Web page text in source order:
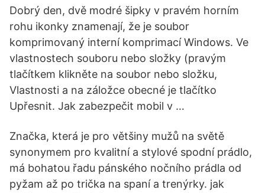
Dobrý den, dvě modré šipky v pravém horním
rohu ikonky znamenají, že je soubor
komprimovaný interní komprimací Windows. Ve
vlastnostech souboru nebo složky (pravým
tlačítkem klikněte na soubor nebo složku,
Vlastnosti a na záložce obecné je tlačítko
Upřesnit. Jak zabezpečit mobil v …
Značka, která je pro většiny mužů na světě
synonymem pro kvalitní a stylové spodní prádlo,
má bohatou řadu pánského nočního prádla od
pyžam až po trička na spaní a trenýrky. jak